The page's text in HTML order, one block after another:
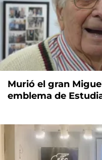
Murió el gran
emblema de